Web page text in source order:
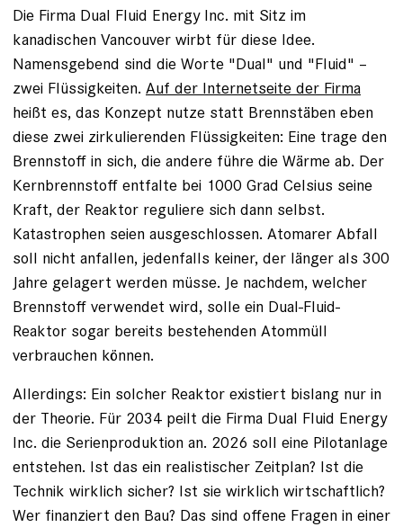
Die Firma Dual Fluid Energy Inc. mit Sitz im
kanadischen Vancouver wirbt für diese Idee.
Namensgebend sind die Worte "Dual" und "Fluid" –
zwei Flüssigkeiten. Auf der Internetseite der Firma
heißt es, das Konzept nutze statt Brennstäben eben
diese zwei zirkulierenden Flüssigkeiten: Eine trage den
Brennstoff in sich, die andere führe die Wärme ab. Der
Kernbrennstoff entfalte bei 1000 Grad Celsius seine
Kraft, der Reaktor reguliere sich dann selbst.
Katastrophen seien ausgeschlossen. Atomarer Abfall
soll nicht anfallen, jedenfalls keiner, der länger als 300
Jahre gelagert werden müsse. Je nachdem, welcher
Brennstoff verwendet wird, solle ein Dual-Fluid-
Reaktor sogar bereits bestehenden Atommüll
verbrauchen können.
Allerdings: Ein solcher Reaktor existiert bislang nur in
der Theorie. Für 2034 peilt die Firma Dual Fluid Energy
Inc. die Serienproduktion an. 2026 soll eine Pilotanlage
entstehen. Ist das ein realistischer Zeitplan? Ist die
Technik wirklich sicher? Ist sie wirklich wirtschaftlich?
Wer finanziert den Bau? Das sind offene Fragen in einer